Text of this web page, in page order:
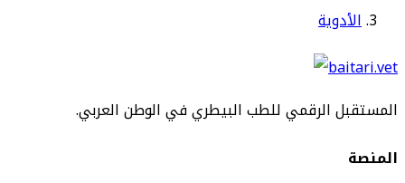
الأدوية
المستقبل الرقمي للطب البيطري في الوطن العربي.
المنصة